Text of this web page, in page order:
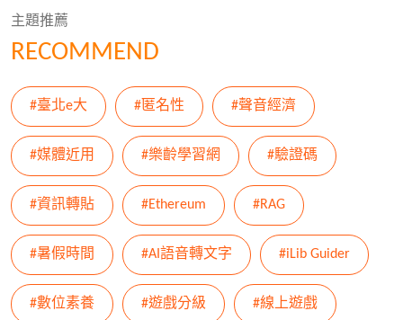
RECOMMEND
主題推薦
#臺北e大 #匿名性 #聲音經濟
#媒體近用 #樂齡學習網 #驗證碼
#資訊轉貼 #Ethereum #RAG
#暑假時間 #AI語音轉文字 #iLib Guider
#數位素養 #遊戲分級 #線上遊戲